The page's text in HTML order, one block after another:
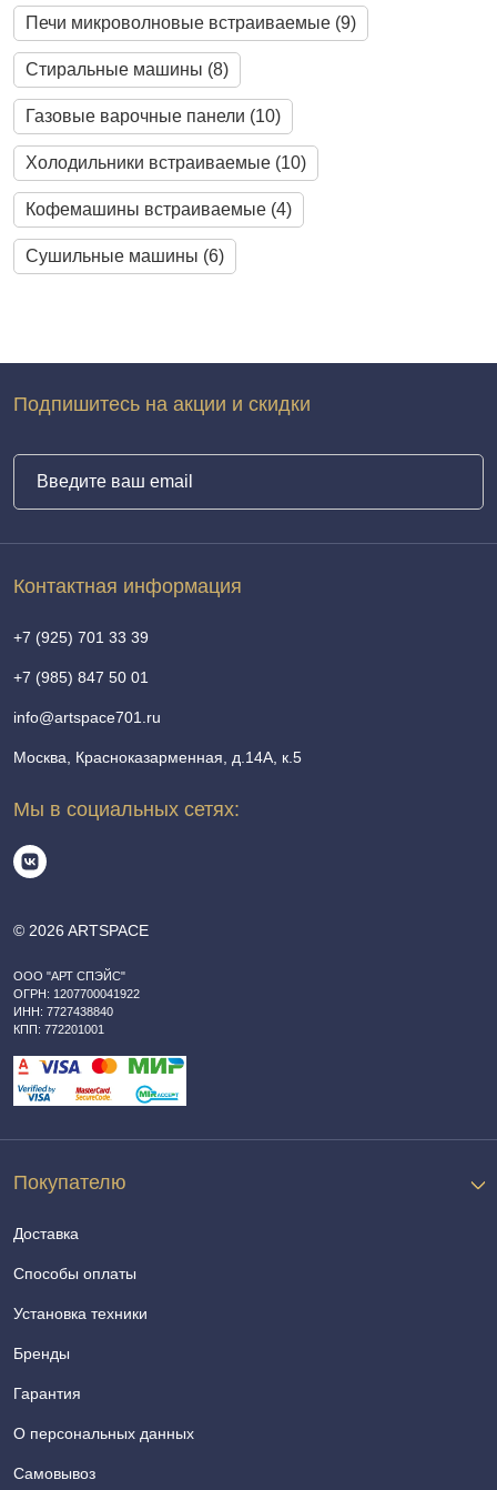
Печи микроволновые встраиваемые (9)
Cтиральные машины (8)
Газовые варочные панели (10)
Холодильники встраиваемые (10)
Кофемашины встраиваемые (4)
Cушильные машины (6)
© 2026 ARTSPACE
ООО "АРТ СПЭЙС"
ОГРН: 1207700041922
ИНН: 7727438840
КПП: 772201001
Покупателю
Доставка
Способы оплаты
Установка техники
Бренды
Гарантия
О персональных данных
Самовывоз
Контактная информация
+7 (925) 701 33 39
+7 (985) 847 50 01
info@artspace701.ru
Москва, Красноказарменная, д.14А, к.5
Мы в социальных сетях:
Подпишитесь на акции и скидки